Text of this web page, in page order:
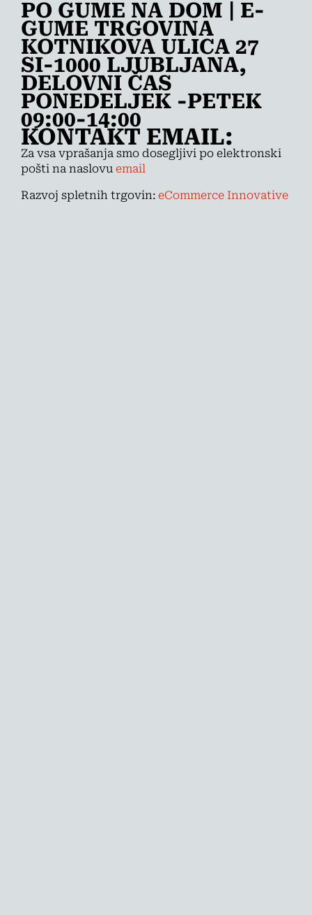
PO GUME NA DOM | E-
GUME TRGOVINA
KOTNIKOVA ULICA 27
SI-1000 LJUBLJANA,
DELOVNI ČAS
PONEDELJEK -PETEK
09:00-14:00
KONTAKT EMAIL:
Za vsa vprašanja smo dosegljivi po elektronski
pošti na naslovu email
Razvoj spletnih trgovin: eCommerce Innovative